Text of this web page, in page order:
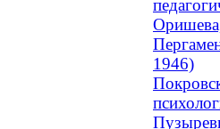
1946)